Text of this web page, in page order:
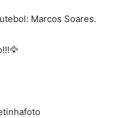
Marcos Soares.